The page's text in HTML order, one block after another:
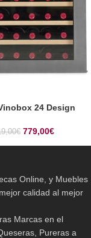
24 Design
€ 779,00€
Online, y Muebles
calidad al mejor
Marcas en el
Pureras a